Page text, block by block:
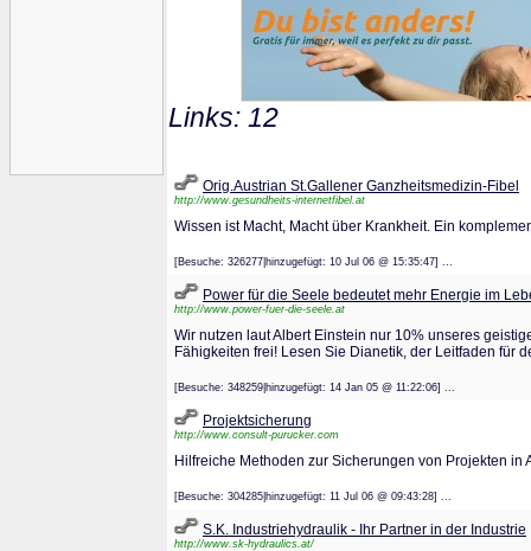
Links: 12
Orig.Austrian St.Gallener Ganzheitsmedizin-Fibel
http://www.gesundheits-internetfibel.at
Wissen ist Macht, Macht über Krankheit. Ein
[Besuche: 326277|hinzugefügt: 10 Jul 06 @ 15:35:47] ...
Power für die Seele bedeutet mehr Energie im
http://www.power-fuer-die-seele.at
Wir nutzen laut Albert Einstein nur 10% unseres
Fähigkeiten frei! Lesen Sie Dianetik, der Leitfaden für
[Besuche: 348259|hinzugefügt: 14 Jan 05 @ 11:22:06] ...
Projektsicherung
http://www.consult-purucker.com
Hilfreiche Methoden zur Sicherungen von Projekten
[Besuche: 304285|hinzugefügt: 11 Jul 06 @ 09:43:28] ...
S.K. Industriehydraulik - Ihr Partner in der Industrie
http://www.sk-hydraulics.at/